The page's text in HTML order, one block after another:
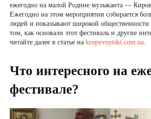
ежегодно на малой Родине музыканта —
Ежегодно на этом мероприятии собирается
людей и показывают широкой общественности
том, как основали этот фестиваль и другие
читайте далее в статье на kropyvnytski.com.ua
Что интересного на
фестивале?